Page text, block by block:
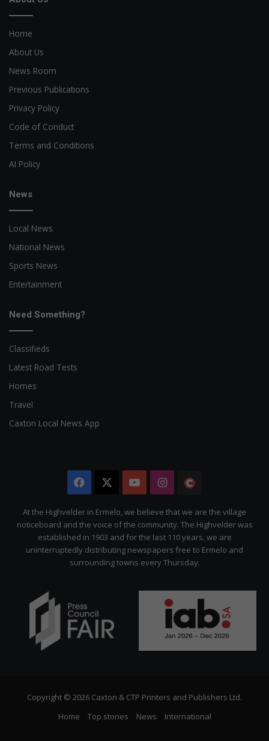
Home
About Us
News Room
Previous Publications
Privacy Policy
Code of Conduct
Terms and Conditions
AI Policy
News
Local News
National News
Sports News
Entertainment
Need Something?
Classifieds
Latest Road Tests
Homes
Travel
Caxton Local News App
Facebook YouTubeInstagram
Citizen
At the Highvelder in Ermelo, we believe that we are the village
noticeboard and the voice of the community. The Highvelder was
established in 1903 and for the last 110 years, we are
uninterruptedly distributing newspapers free to Ermelo and
surrounding towns every Thursday.
Copyright © 2026 Caxton & CTP Printers and Publishers Ltd.
Home
Top stories News International